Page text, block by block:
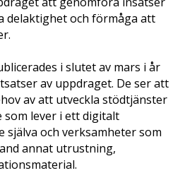
delaktighet och förmåga att
i slutet av mars i år
av uppdraget. De ser att
av att utveckla stödtjänster
lever i ett digitalt
själva och verksamheter som
annat utrustning,